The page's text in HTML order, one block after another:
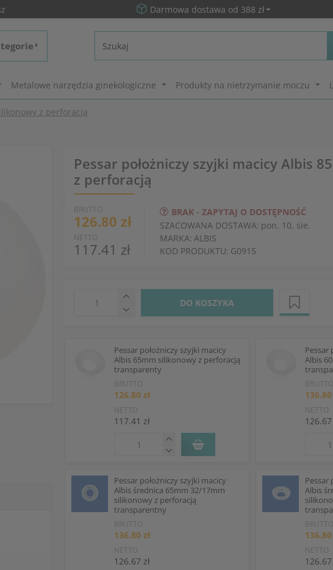
Darmowa dostawa od 388 zł
Metalowe narzędzia ginekologiczne Produkty na nietrzymanie moczu
z perforacją
Pessar położniczy szyjki macicy Albis
z perforacją
BRUTTO
126.80 zł
NETTO
117.41 zł
BRAK - ZAPYTAJ O DOSTĘPNOŚĆ
SZACOWANA DOSTAWA: pon. 10. sie.
MARKA: ALBIS
KOD PRODUKTU: G0915
DO KOSZYKA
Pessar położniczy szyjki macicy
Albis 65mm silikonowy z perforacją
transparenty
BRUTTO
126.80 zł
NETTO
117.41 zł
Pessar
Albis
BRUTTO
136.80
NETTO
126.67
Pessar położniczy szyjki macicy
Albis średnica 65mm 32/17mm
silikonowy z perforacją
transparentny
BRUTTO
136.80 zł
NETTO
126.67 zł
Pessar
Albis
BRUTTO
136.80
NETTO
126.67